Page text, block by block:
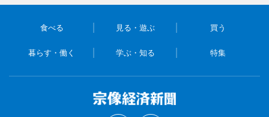
食べる 見る・遊ぶ 買う
暮らす・働く 学ぶ・知る 特集